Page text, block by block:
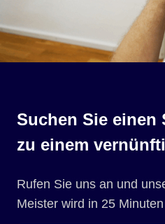
Suchen Sie
zu einem
Rufen Sie uns an und
Meister wird in 25